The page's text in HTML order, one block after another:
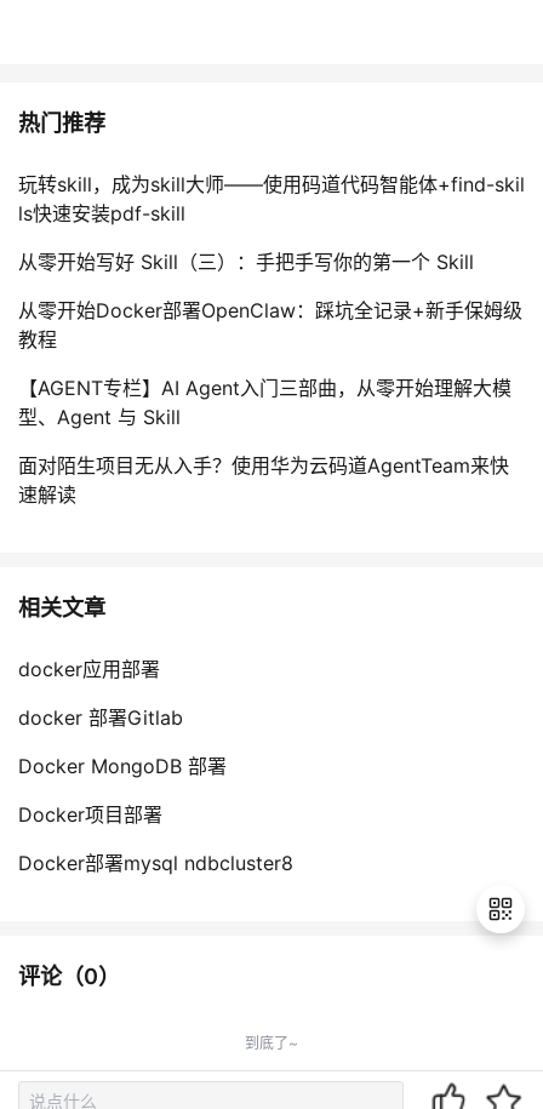
热门推荐
玩转skill，成为skill大师——使用码道代码智能体+find-skil
ls快速安装pdf-skill
从零开始写好 Skill（三）：手把手写你的第一个 Skill
从零开始Docker部署OpenClaw：踩坑全记录+新手保姆级
教程
【AGENT专栏】AI Agent入门三部曲，从零开始理解大模
型、Agent 与 Skill
面对陌生项目无从入手？使用华为云码道AgentTeam来快
速解读
相关文章
docker应用部署
docker 部署Gitlab
Docker MongoDB 部署
Docker项目部署
Docker部署mysql ndbcluster8
评论（0）
到底了~